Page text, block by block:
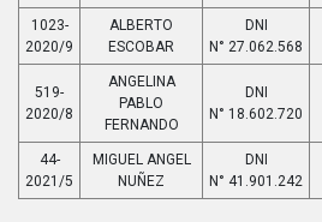
1023-
2020/9
ALBERTO
ESCOBAR
DNI
N° 27.062.568
519-
2020/8
ANGELINA
PABLO
FERNANDO
DNI
N° 18.602.720
44-
2021/5
MIGUEL ANGEL
NUÑEZ
DNI
N° 41.901.242